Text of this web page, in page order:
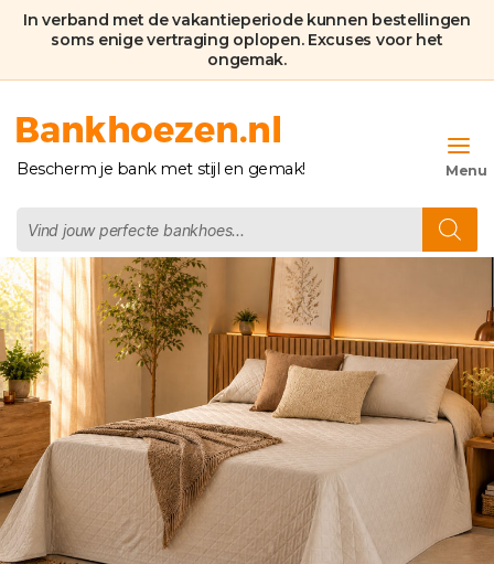
In verband met de vakantieperiode kunnen bestellingen
soms enige vertraging oplopen. Excuses voor het
ongemak.
Bankhoezen.nl
Bescherm je bank met stijl en gemak!
zoeken